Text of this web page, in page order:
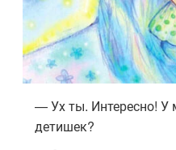
— Ух ты. Интересно! У
детишек?